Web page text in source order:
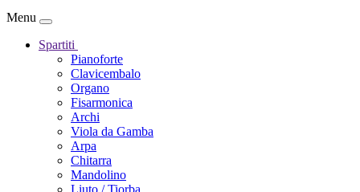
Menu
Spartiti
Pianoforte
Clavicembalo
Organo
Fisarmonica
Archi
Viola da Gamba
Arpa
Chitarra
Mandolino
Liuto / Tiorba